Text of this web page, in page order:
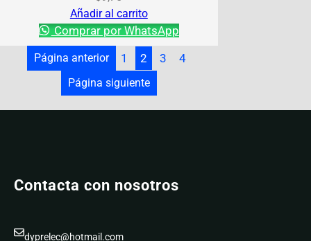
Añadir al carrito
Comprar por WhatsApp
Página anterior 1 2 3 4
Página siguiente
Contacta con nosotros
dyprelec@hotmail.com